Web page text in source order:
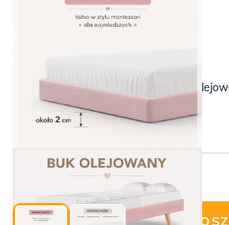
Niskie, wymienne na wysokie
WYBIERZ KOLOR NÓŻEK:
WYBIERZ KOLOR NÓŻEK:
Bukowe nóżki (lite drewno
Cena wybranej konfiguracji:
DODAJ DO